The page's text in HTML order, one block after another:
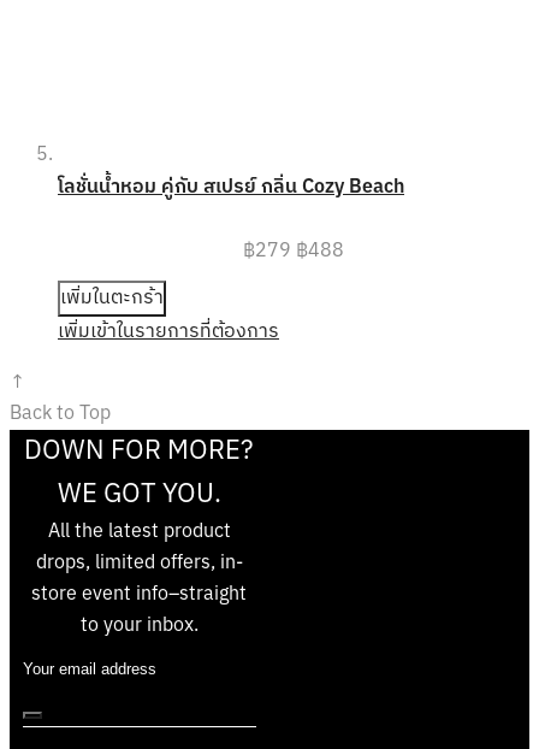
โลชั่นน้ำหอม คู่กับ สเปรย์ กลิ่น Cozy Beach
฿279 ฿488
เพิ่มในตะกร้า
เพิ่มเข้าในรายการที่ต้องการ
↑
Back to Top
DOWN FOR MORE?
WE GOT YOU.
All the latest product
drops, limited offers, in-
store event info–straight
to your inbox.